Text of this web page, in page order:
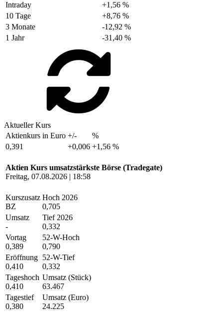
Intraday
+1,56 %
10 Tage
+8,76 %
3 Monate
-12,92 %
1 Jahr
-31,40 %
Aktueller Kurs
Aktienkurs in Euro +/-
%
0,391
+0,006 +1,56 %
Aktien Kurs umsatzstärkste Börse (Tradegate)
Freitag, 07.08.2026 | 18:58
Kurszusatz
BZ
Hoch 2026
0,705
Umsatz
-
Tief 2026
0,332
Vortag
0,389
52-W-Hoch
0,790
Eröffnung
0,410
52-W-Tief
0,332
Tageshoch
0,410
Umsatz (Stück)
63.467
Tagestief
0,380
Umsatz (Euro)
24.225